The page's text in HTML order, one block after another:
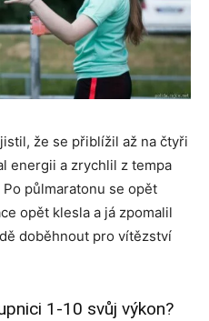
že se přiblížil až na čtyři
energii a zrychlil z tempa
půlmaratonu se opět
opět klesla a já zpomalil
doběhnout pro vítězství
1-10 svůj výkon?